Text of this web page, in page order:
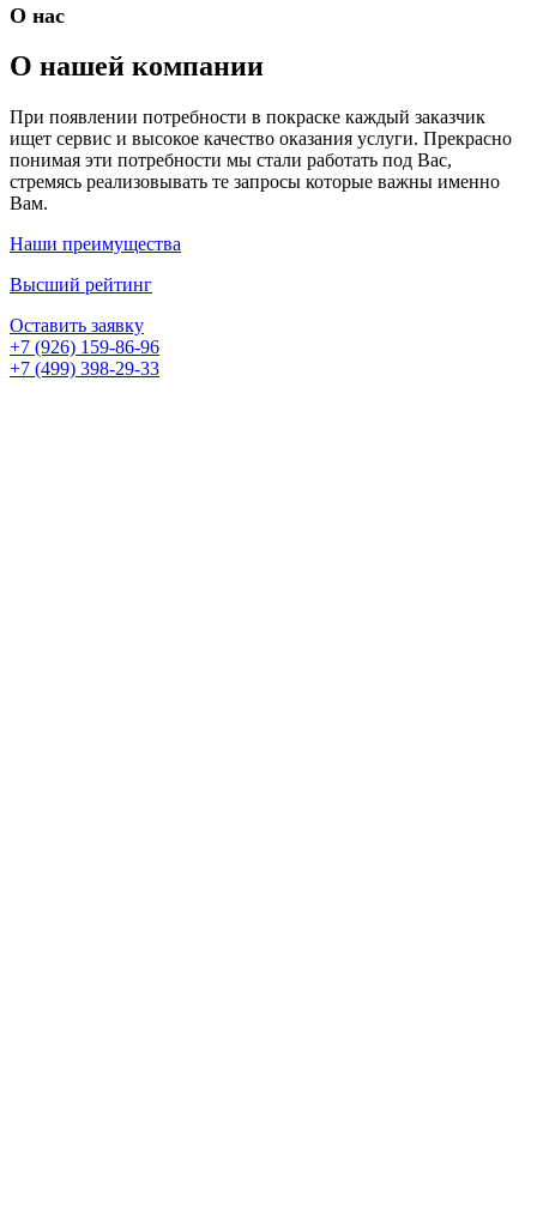
О нас
О нашей компании
При появлении потребности в покраске каждый заказчик
ищет сервис и высокое качество оказания услуги. Прекрасно
понимая эти потребности мы стали работать под Вас,
стремясь реализовывать те запросы которые важны именно
Вам.
Наши преимущества
Высший рейтинг
Оставить заявку
+7 (926) 159-86-96
+7 (499) 398-29-33